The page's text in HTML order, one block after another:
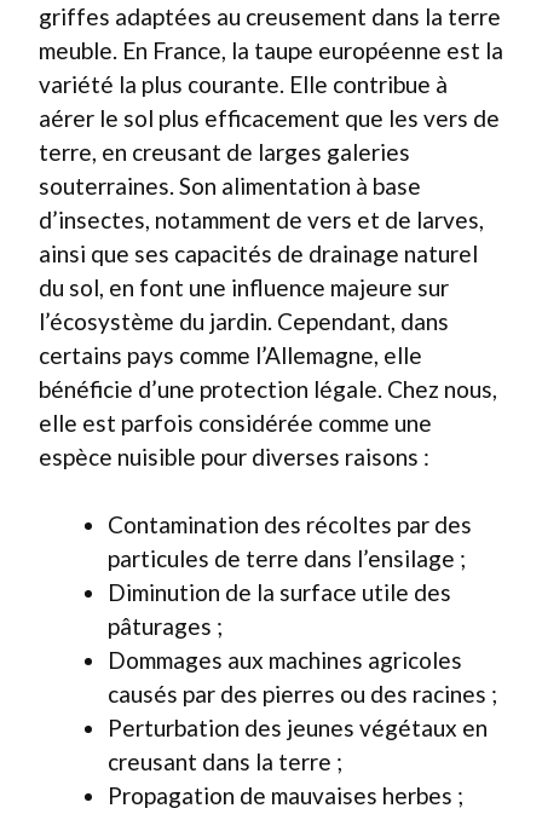
griffes adaptées au creusement dans la terre
meuble. En France, la taupe européenne est la
variété la plus courante. Elle contribue à
aérer le sol plus efficacement que les vers de
terre, en creusant de larges galeries
souterraines. Son alimentation à base
d’insectes, notamment de vers et de larves,
ainsi que ses capacités de drainage naturel
du sol, en font une influence majeure sur
l’écosystème du jardin. Cependant, dans
certains pays comme l’Allemagne, elle
bénéficie d’une protection légale. Chez nous,
elle est parfois considérée comme une
espèce nuisible pour diverses raisons :
Contamination des récoltes par des
particules de terre dans l’ensilage ;
Diminution de la surface utile des
pâturages ;
Dommages aux machines agricoles
causés par des pierres ou des racines ;
Perturbation des jeunes végétaux en
creusant dans la terre ;
Propagation de mauvaises herbes ;